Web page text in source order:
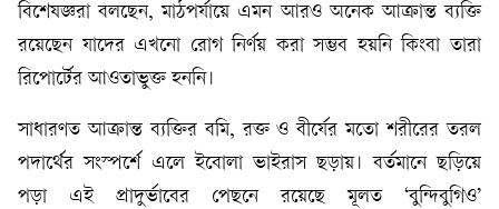
বিশেষজ্ঞরা বলছেন, মাঠপর্যায়ে এমন আরও অনেক আক্রান্ত ব্যক্তি
রয়েছেন যাদের এখনো রোগ নির্ণয় করা সম্ভব হয়নি কিংবা তারা
রিপোর্টের আওতাভুক্ত হননি।
সাধারণত আক্রান্ত ব্যক্তির বমি, রক্ত ও বীর্যের মতো শরীরের তরল
পদার্থের সংস্পর্শে এলে ইবোলা ভাইরাস ছড়ায়। বর্তমানে ছড়িয়ে
পড়া এই প্রাদুর্ভাবের পেছনে রয়েছে মূলত ‘বুন্দিবুগিও’